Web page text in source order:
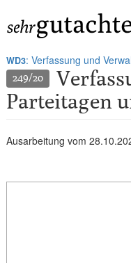
WD3: Verfassung und
249/20
Parteitagen
Ausarbeitung vom